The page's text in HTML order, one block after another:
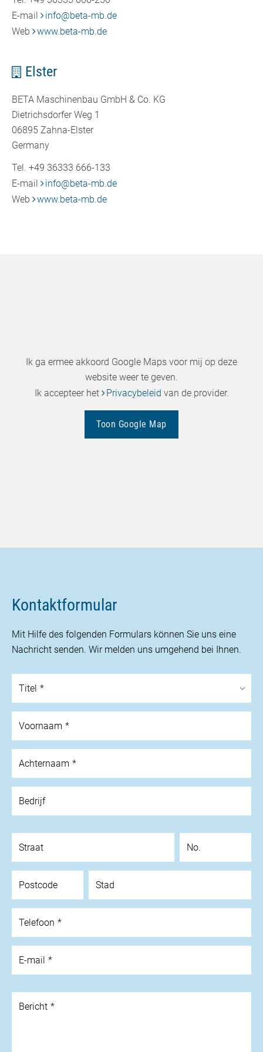
E-mail
info@beta-mb.de
Web
www.beta-mb.de
Elster
BETA Maschinenbau GmbH & Co. KG
Dietrichsdorfer Weg 1
06895 Zahna-Elster
Germany
Tel. +49 36333 666-133
E-mail
info@beta-mb.de
Web
www.beta-mb.de
Ik ga ermee akkoord Google Maps voor mij op deze
website weer te geven.
Ik accepteer het
Privacybeleid van de provider.
Toon Google Map
Kontaktformular
Mit Hilfe des folgenden Formulars können Sie uns eine
Nachricht senden. Wir melden uns umgehend bei Ihnen.
Titel
Voornaam
Achternaam
Bedrijf
Straat No.
Postcode Stad
Telefoon
E-mail
Bericht